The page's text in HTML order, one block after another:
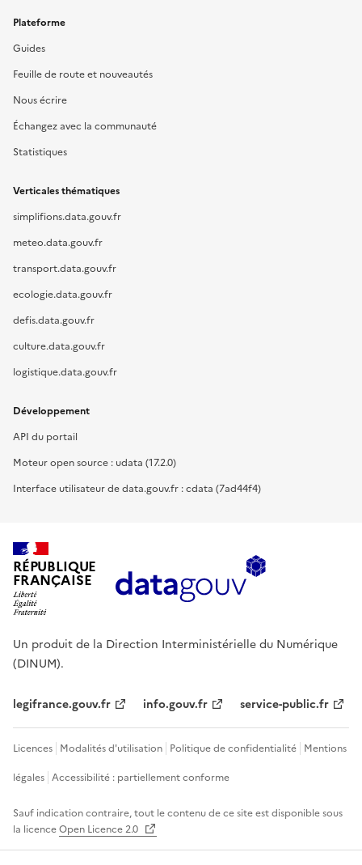
Plateforme
Guides
Feuille de route et nouveautés
Nous écrire
Échangez avec la communauté
Statistiques
Verticales thématiques
simplifions.data.gouv.fr
meteo.data.gouv.fr
transport.data.gouv.fr
ecologie.data.gouv.fr
defis.data.gouv.fr
culture.data.gouv.fr
logistique.data.gouv.fr
Développement
API du portail
Moteur open source : udata (17.2.0)
Interface utilisateur de data.gouv.fr : cdata (7ad44f4)
RÉPUBLIQUE
FRANÇAISE
Un produit de la Direction Interministérielle du Numérique
(DINUM).
legifrance.gouv.fr info.gouv.fr service-public.fr
Licences Modalités d'utilisation Politique de confidentialité Mentions
légales Accessibilité : partiellement conforme
Sauf indication contraire, tout le contenu de ce site est disponible sous
la licenceOpen Licence 2.0